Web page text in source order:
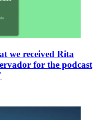
we received Rita
for the podcast